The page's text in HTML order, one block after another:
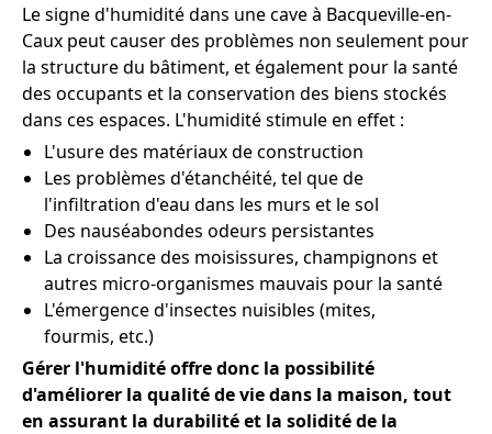
Le signe d'humidité dans une cave à Bacqueville-en-
Caux peut causer des problèmes non seulement pour
la structure du bâtiment, et également pour la santé
des occupants et la conservation des biens stockés
dans ces espaces. L'humidité stimule en effet :
L'usure des matériaux de construction
Les problèmes d'étanchéité, tel que de
l'infiltration d'eau dans les murs et le sol
Des nauséabondes odeurs persistantes
La croissance des moisissures, champignons et
autres micro-organismes mauvais pour la santé
L'émergence d'insectes nuisibles (mites,
fourmis, etc.)
Gérer l'humidité offre donc la possibilité
d'améliorer la qualité de vie dans la maison, tout
en assurant la durabilité et la solidité de la